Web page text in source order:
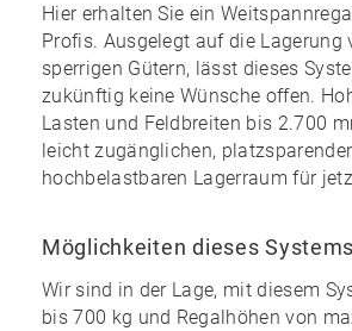
Hier erhalten Sie ein
Profis. Ausgelegt auf die Lagerung
sperrigen Gütern, lässt dieses
zukünftig keine Wünsche offen.
Lasten und Feldbreiten bis 2.700
leicht zugänglichen,
hochbelastbaren Lagerraum für
Möglichkeiten dieses Systems
Wir sind in der Lage, mit diesem
bis 700 kg und Regalhöhen von